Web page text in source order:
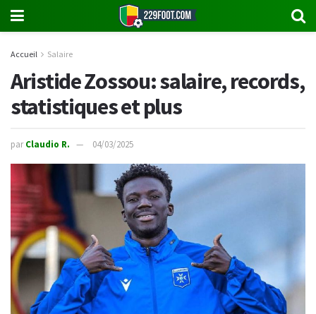
Accueil Salaire
Aristide Zossou: salaire, records,
statistiques et plus
par Claudio R. 04/03/2025